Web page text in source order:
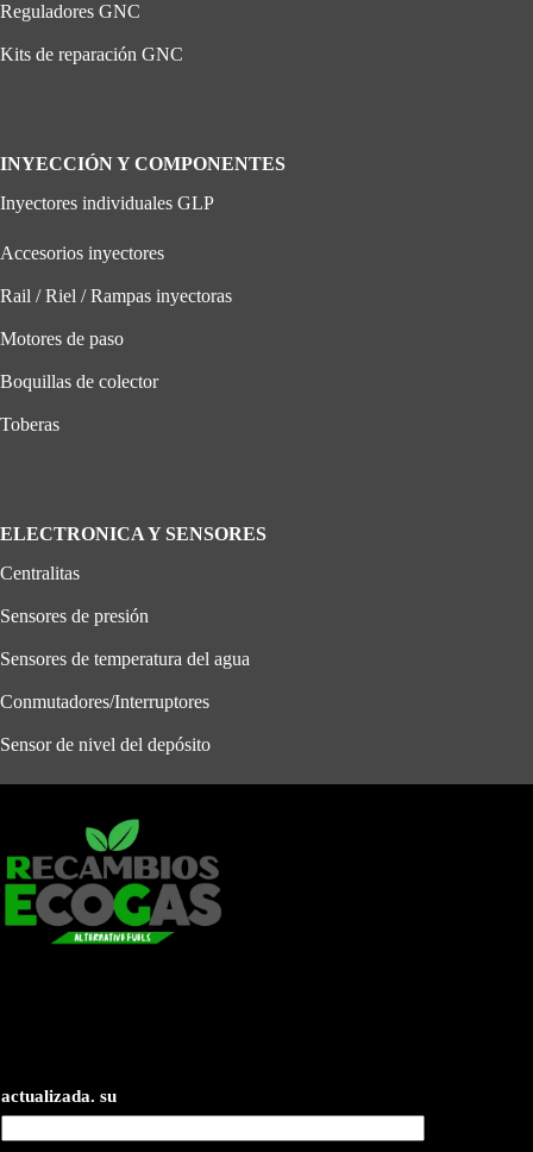
Reguladores GNC
Kits de reparación GNC
INYECCIÓN Y COMPONENTES
Inyectores individuales GLP
Accesorios inyectores
Rail / Riel / Rampas inyectoras
Motores de paso
Boquillas de colector
Toberas
ELECTRONICA Y SENSORES
Centralitas
Sensores de presión
Sensores de temperatura del agua
Conmutadores/Interruptores
Sensor de nivel del depósito
actualizada. su